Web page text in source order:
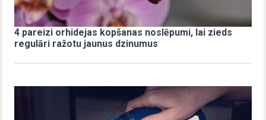
4 pareizi orhidejas kopšanas noslēpumi, lai zieds
regulāri ražotu jaunus dzinumus